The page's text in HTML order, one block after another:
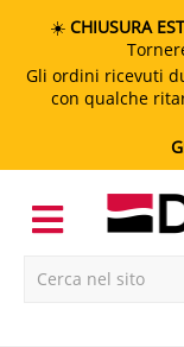
☀️ CHIUSURA
Gli ordini ricevuti
con qualche